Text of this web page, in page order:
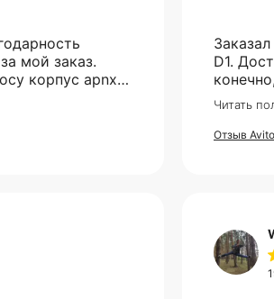
мой заказ.
корпус apnx
Ценник
Все
срок.
D1.
Читать
Отзыв Avito